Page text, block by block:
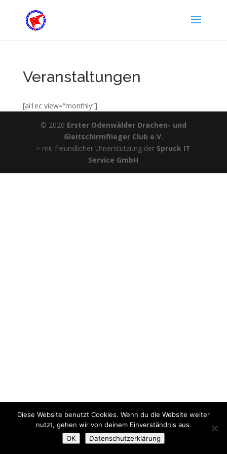
Veranstaltungen
[ai1ec view=“monthly“]
© 2020 Erster Odenwälder Drachen- und
Gleitschirmflieger Club e.V.
> mit freundlicher Unterstützung der Spruck IT
Service GmbH
Diese Website benutzt Cookies. Wenn du die Website weiter
nutzt, gehen wir von deinem Einverständnis aus.
OK
Datenschutzerklärung